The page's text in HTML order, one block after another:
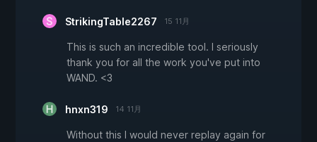
StrikingTable2267 15 11月
This is such an incredible tool. I seriously
thank you for all the work you've put into
WAND. <3
hnxn319 14 11月
Without this I would never replay again for